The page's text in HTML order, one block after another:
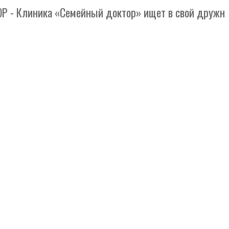
«Семейный доктор» ищет в свой дружный